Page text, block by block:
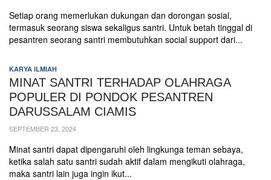
Setiap orang memerlukan dukungan dan dorongan sosial,
termasuk seorang siswa sekaligus santri. Untuk betah tinggal di
pesantren seorang santri membutuhkan social support dari...
KARYA ILMIAH
MINAT SANTRI TERHADAP OLAHRAGA
POPULER DI PONDOK PESANTREN
DARUSSALAM CIAMIS
SEPTEMBER 23, 2024
Minat santri dapat dipengaruhi oleh lingkunga teman sebaya,
ketika salah satu santri sudah aktif dalam mengikuti olahraga,
maka santri lain juga ingin ikut...